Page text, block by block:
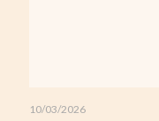
10/03/2026